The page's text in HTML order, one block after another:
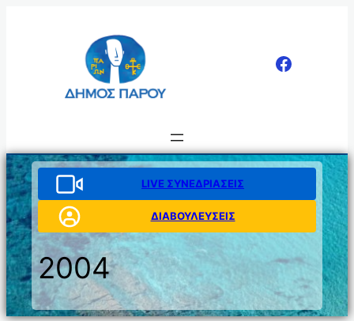
LIVE ΣΥΝΕΔΡΙΑΣΕΙΣ
ΔΙΑΒΟΥΛΕΥΣΕΙΣ
2004